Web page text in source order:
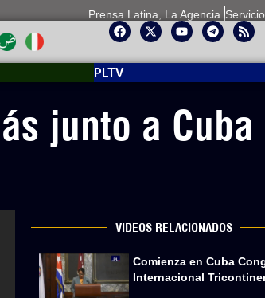
Prensa Latina, La Agencia
PLTV
junto a Cuba
VIDEOS RELACIONADOS
Comienza en Cuba
Internacional